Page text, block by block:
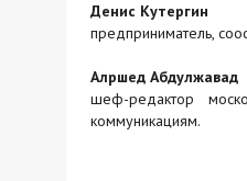
Денис Кутергин
предприниматель,
Алршед Абдулжавад
шеф-редактор
коммуникациям.